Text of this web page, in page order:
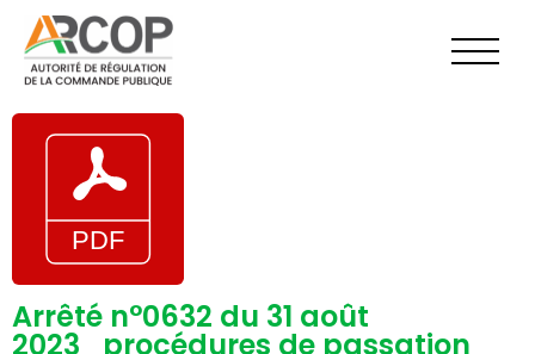
contenu
Arrêté n°0632 du 31 août
2023_procédures de passation